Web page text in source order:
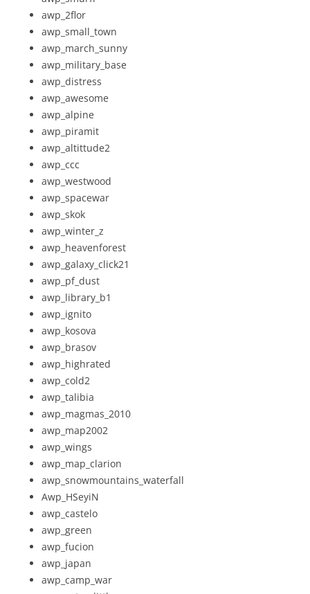
awp_2flor
awp_small_town
awp_march_sunny
awp_military_base
awp_distress
awp_awesome
awp_alpine
awp_piramit
awp_altittude2
awp_ccc
awp_westwood
awp_spacewar
awp_skok
awp_winter_z
awp_heavenforest
awp_galaxy_click21
awp_pf_dust
awp_library_b1
awp_ignito
awp_kosova
awp_brasov
awp_highrated
awp_cold2
awp_talibia
awp_magmas_2010
awp_map2002
awp_wings
awp_map_clarion
awp_snowmountains_waterfall
Awp_HSeyiN
awp_castelo
awp_green
awp_fucion
awp_japan
awp_camp_war